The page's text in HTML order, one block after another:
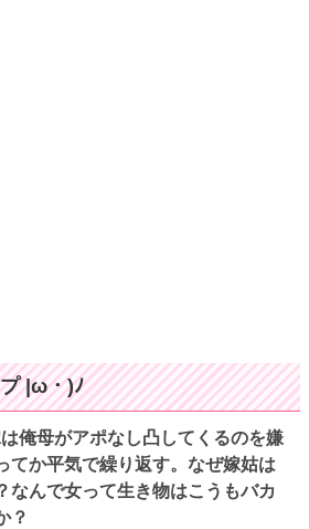
|ω・)ﾉ
俺母がアポなし凸してくるのを嫌
てか平気で繰り返す。なぜ嫁姑は
なんで女って生き物はこうもバカ
？